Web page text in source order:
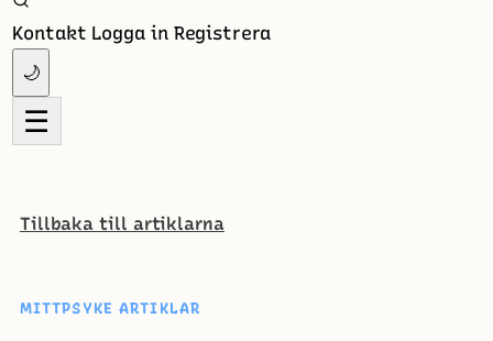
Kontakt Logga in Registrera
🌙
☰
Tillbaka till artiklarna
MITTPSYKE ARTIKLAR